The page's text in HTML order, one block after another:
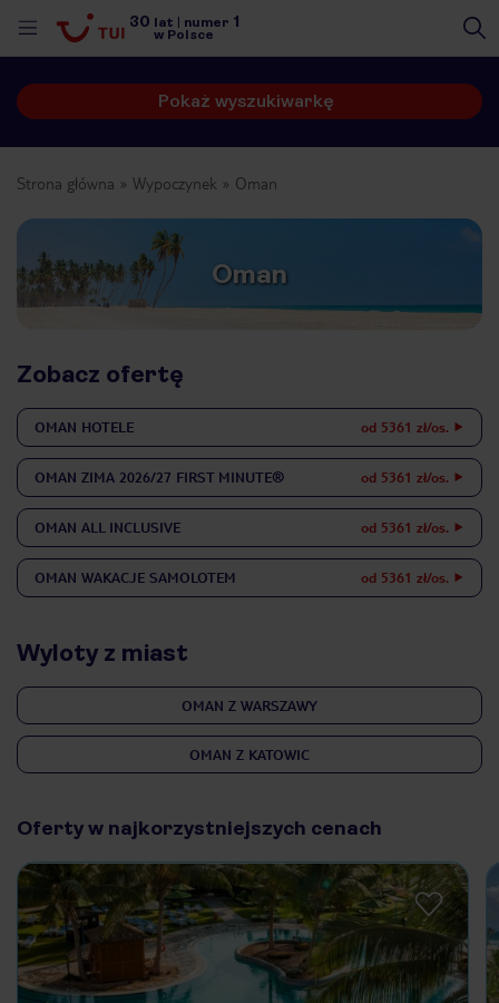
30 lat numer 1
w Polsce
Pokaż wyszukiwarkę
Strona główna Wypoczynek Oman
Oman
Zobacz ofertę
OMAN HOTELE od 5361 zł/os.
OMAN ZIMA 2026/27 FIRST MINUTE® od 5361 zł/os.
OMAN ALL INCLUSIVE od 5361 zł/os.
OMAN WAKACJE SAMOLOTEM od 5361 zł/os.
Wyloty z miast
OMAN Z WARSZAWY
OMAN Z KATOWIC
Oferty w najkorzystniejszych cenach